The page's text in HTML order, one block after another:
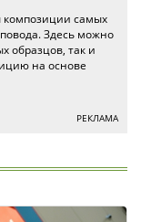
композиции самых
Здесь можно
образцов, так и
на основе
РЕКЛАМА